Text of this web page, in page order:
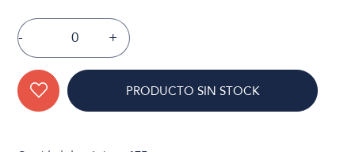
- +
PRODUCTO SIN STOCK